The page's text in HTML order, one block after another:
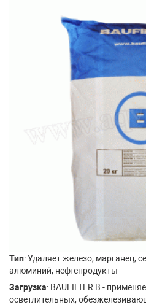
Тип: Удаляет железо, марганец,
алюминий, нефтепродукты
Загрузка: BAUFILTER B -
осветлительных,